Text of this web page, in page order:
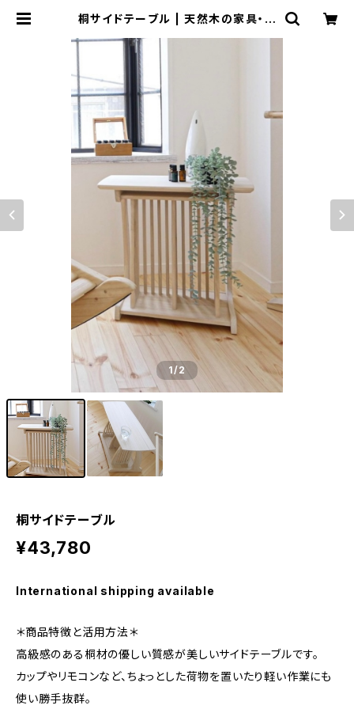
桐サイドテーブル | 天然木の家具・イ
1/2
桐サイドテーブル
¥43,780
International shipping available
＊商品特徴と活用方法＊
高級感のある桐材の優しい質感が美しいサイドテーブルです。
カップやリモコンなど、ちょっとした荷物を置いたり軽い作業にも
使い勝手抜群。